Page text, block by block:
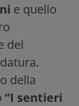
e quello
del
della
“I sentieri